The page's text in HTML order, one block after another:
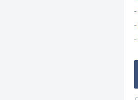
-
-
-